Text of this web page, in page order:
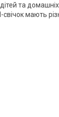
та домашніх
свічокмають